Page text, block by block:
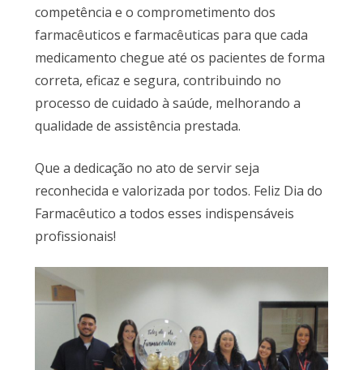
competência e o comprometimento dos
farmacêuticos e farmacêuticas para que cada
medicamento chegue até os pacientes de forma
correta, eficaz e segura, contribuindo no
processo de cuidado à saúde, melhorando a
qualidade de assistência prestada.
Que a dedicação no ato de servir seja
reconhecida e valorizada por todos. Feliz Dia do
Farmacêutico a todos esses indispensáveis
profissionais!